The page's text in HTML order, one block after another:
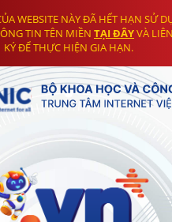
WEBSITE NÀY ĐÃ HẾT HẠN SỬ
TIN TÊN MIỀN TẠI ĐÂYVÀ
KÝ ĐỂ THỰC HIỆN GIA HẠN.